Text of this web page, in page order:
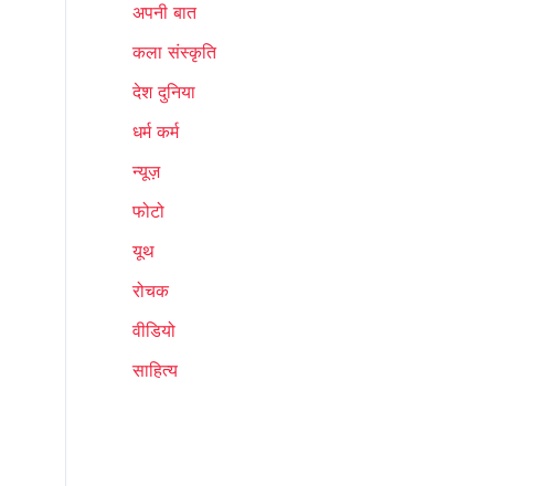
अपनी बात
कला संस्कृति
देश दुनिया
धर्म कर्म
न्यूज़
फोटो
यूथ
रोचक
वीडियो
साहित्य